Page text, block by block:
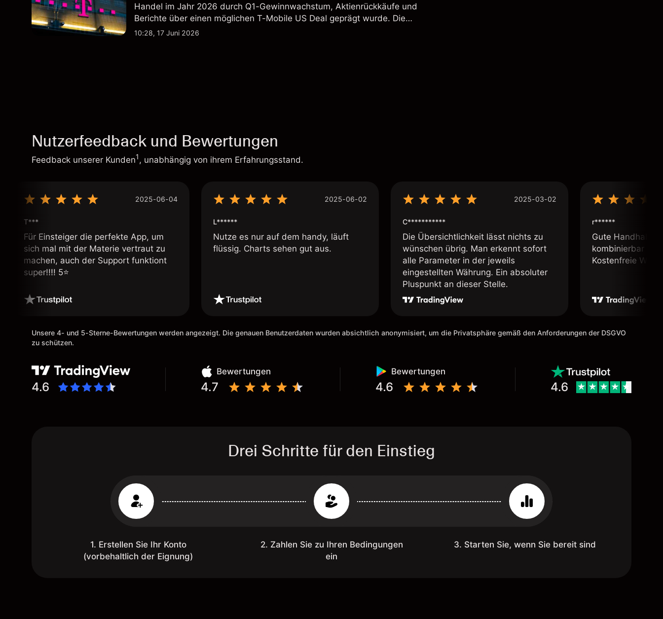
Handel im Jahr 2026 durch Q1-Gewinnwachstum, Aktienrückkäufe und
Berichte über einen möglichen T-Mobile US Deal geprägt wurde. Die
Wertentwicklung in der Vergangenheit ist kein verlässlicher Indikator für
10:28, 17 Juni 2026
Nutzerfeedback und Bewertungen
Feedback unserer Kunden1, unabhängig von ihrem Erfahrungsstand.
2025-06-04
T***
Für Einsteiger die perfekte App, um
sich mal mit der Materie vertraut zu
machen, auch der Support funktiont
super!!!! 5⭐️
2025-06-02
L******
Nutze es nur auf dem handy, läuft
flüssig. Charts sehen gut aus.
2025-03-02
C***********
Die Übersichtlichkeit lässt nichts zu
wünschen übrig. Man erkennt sofort
alle Parameter in der jeweils
eingestellten Währung. Ein absoluter
Pluspunkt an dieser Stelle.
r******
Gute
kombinierbar
Kostenfreie
Unsere 4- und 5-Sterne-Bewertungen werden angezeigt. Die genauen Benutzerdaten wurden absichtlich anonymisiert, um die Privatsphäre gemäß den Anforderungen der DSGVO
zu schützen.
4.6
Bewertungen
4.7
Bewertungen
4.6 4.6
Drei Schritte für den Einstieg
1. Erstellen Sie Ihr Konto
(vorbehaltlich der Eignung)
2. Zahlen Sie zu Ihren Bedingungen
ein
3. Starten Sie, wenn Sie bereit sind